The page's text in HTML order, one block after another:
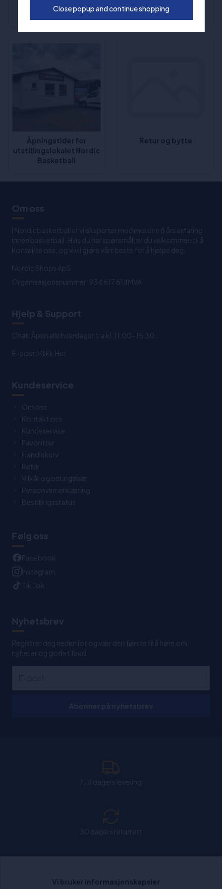
spørsmål og svar
Åpningstider for
utstillingslokalet Nordic
Basketball
Retur og bytte
Om oss
I Nordicbasketball er vi eksperter med mer enn 8 års erfaring
innen basketball. Hvis du har spørsmål, er du velkommen til å
kontakte oss, og vi vil gjøre vårt beste for å hjelpe deg
Nordic Shops ApS
Organisasjonsnummer: 934 617 614MVA
Hjelp & Support
Chat: Åpen alle hverdager fra kl. 11:00-15:30.
E-post: Klikk Her
Kundeservice
Om oss
Kontakt oss
Kundeservice
Favoritter
Handlekurv
Retur
Vilkår og betingelser
Personvernerklæring
Bestillingsstatus
Følg oss
Facebook
Instagram
TikTok
Nyhetsbrev
Registrer deg nedenfor og vær den første til å høre om
nyheter og gode tilbud
Chat: Åpen alle hverdager fra kl. 11:00-15:30.
Vi bruker informasjonskapsler
Close popup and continue shopping